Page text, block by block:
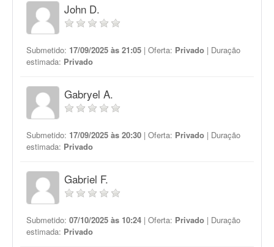
John D.
Submetido: 17/09/2025 às 21:05 | Oferta: Privado | Duração
estimada: Privado
Gabryel A.
Submetido: 17/09/2025 às 20:30 | Oferta: Privado | Duração
estimada: Privado
Gabriel F.
Submetido: 07/10/2025 às 10:24 | Oferta: Privado | Duração
estimada: Privado